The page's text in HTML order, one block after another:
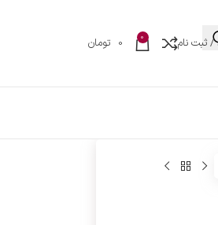
/ ثبت نام 0
0 تومان